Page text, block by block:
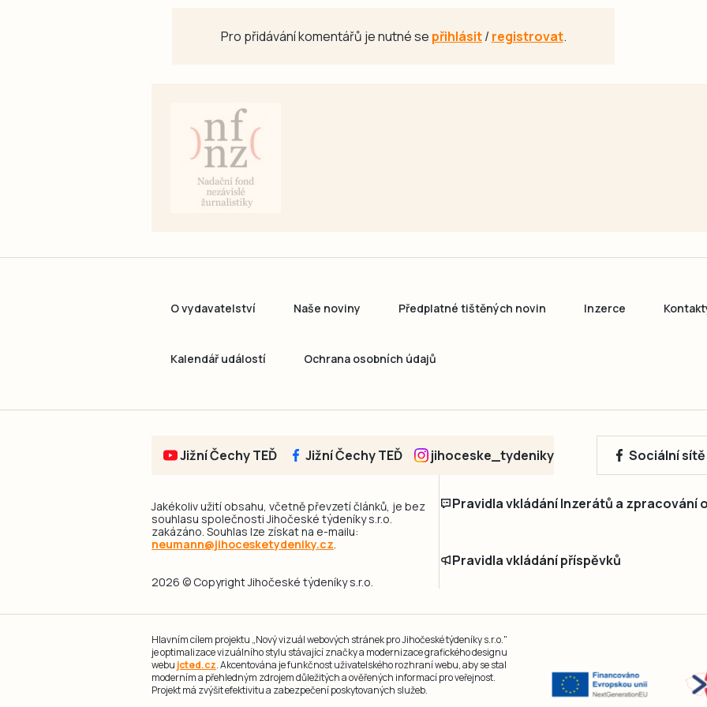
Pro přidávání komentářů je nutné se přihlásit/registrovat.
O vydavatelství Naše noviny Předplatné tištěných novin Inzerce
Kalendář událostí Ochrana osobních údajů
Jižní Čechy TEĎ Jižní Čechy TEĎ jihoceske_tydeniky Sociální
Jakékoliv užití obsahu, včetně převzetí článků, je bez
souhlasu společnosti Jihočeské týdeníky s.r.o.
zakázáno. Souhlas lze získat na e-mailu:
neumann@jihocesketydeniky.cz.
2026 © Copyright Jihočeské týdeníky s.r.o.
Pravidla vkládání Inzerátů a zpracování
Pravidla vkládání příspěvků
Hlavním cílem projektu „Nový vizuál webových stránek pro Jihočeské týdeníky s.r.o."
je optimalizace vizuálního stylu stávající značky a modernizace grafického designu
webu jcted.cz. Akcentována je funkčnost uživatelského rozhraní webu, aby se stal
moderním a přehledným zdrojem důležitých a ověřených informací pro veřejnost.
Projekt má zvýšit efektivitu a zabezpečení poskytovaných služeb.